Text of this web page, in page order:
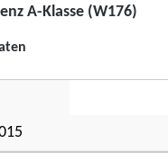
A-Klasse (W176)